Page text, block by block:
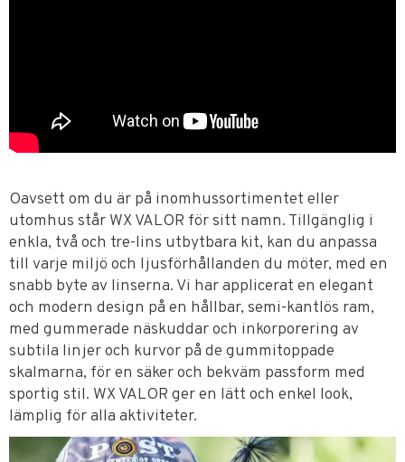
Oavsett om du är på inomhussortimentet eller
utomhus står WX VALOR för sitt namn. Tillgänglig i
enkla, två och tre-lins utbytbara kit, kan du anpassa
till varje miljö och ljusförhållanden du möter, med en
snabb byte av linserna. Vi har applicerat en elegant
och modern design på en hållbar, semi-kantlös ram,
med gummerade näskuddar och inkorporering av
subtila linjer och kurvor på de gummitoppade
skalmarna, för en säker och bekväm passform med
sportig stil. WX VALOR ger en lätt och enkel look,
lämplig för alla aktiviteter.